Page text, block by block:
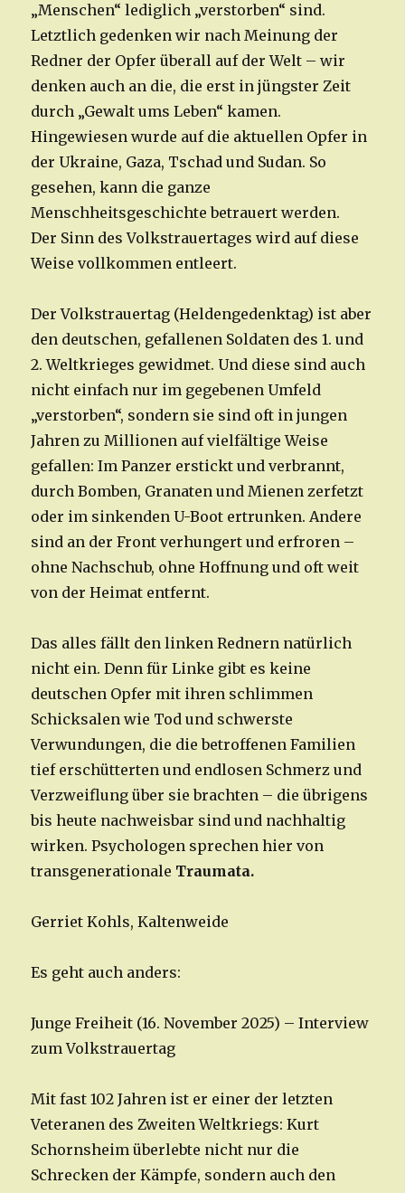
„Menschen“ lediglich „verstorben“ sind.
Letztlich gedenken wir nach Meinung der
Redner der Opfer überall auf der Welt – wir
denken auch an die, die erst in jüngster Zeit
durch „Gewalt ums Leben“ kamen.
Hingewiesen wurde auf die aktuellen Opfer in
der Ukraine, Gaza, Tschad und Sudan. So
gesehen, kann die ganze
Menschheitsgeschichte betrauert werden.
Der Sinn des Volkstrauertages wird auf diese
Weise vollkommen entleert.
Der Volkstrauertag (Heldengedenktag) ist aber
den deutschen, gefallenen Soldaten des 1. und
2. Weltkrieges gewidmet. Und diese sind auch
nicht einfach nur im gegebenen Umfeld
„verstorben“, sondern sie sind oft in jungen
Jahren zu Millionen auf vielfältige Weise
gefallen: Im Panzer erstickt und verbrannt,
durch Bomben, Granaten und Mienen zerfetzt
oder im sinkenden U-Boot ertrunken. Andere
sind an der Front verhungert und erfroren –
ohne Nachschub, ohne Hoffnung und oft weit
von der Heimat entfernt.
Das alles fällt den linken Rednern natürlich
nicht ein. Denn für Linke gibt es keine
deutschen Opfer mit ihren schlimmen
Schicksalen wie Tod und schwerste
Verwundungen, die die betroffenen Familien
tief erschütterten und endlosen Schmerz und
Verzweiflung über sie brachten – die übrigens
bis heute nachweisbar sind und nachhaltig
wirken. Psychologen sprechen hier von
transgenerationale Traumata.
Gerriet Kohls, Kaltenweide
Es geht auch anders:
Junge Freiheit (16. November 2025) – Interview
zum Volkstrauertag
Mit fast 102 Jahren ist er einer der letzten
Veteranen des Zweiten Weltkriegs: Kurt
Schornsheim überlebte nicht nur die
Schrecken der Kämpfe, sondern auch den